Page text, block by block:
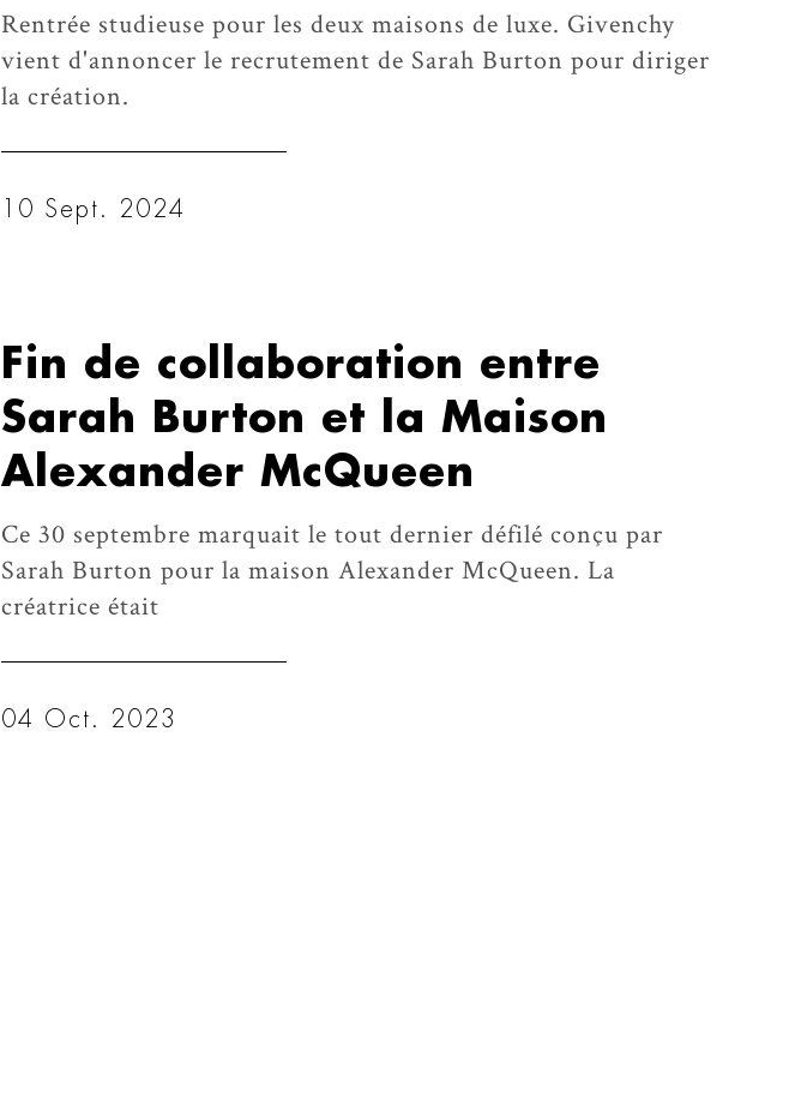
Rentrée studieuse pour les deux maisons de luxe. Givenchy
vient d'annoncer le recrutement de Sarah Burton pour diriger
la création.
10 Sept. 2024
Fin de collaboration entre
Sarah Burton et la Maison
Alexander McQueen
Ce 30 septembre marquait le tout dernier défilé conçu par
Sarah Burton pour la maison Alexander McQueen. La
créatrice était
04 Oct. 2023